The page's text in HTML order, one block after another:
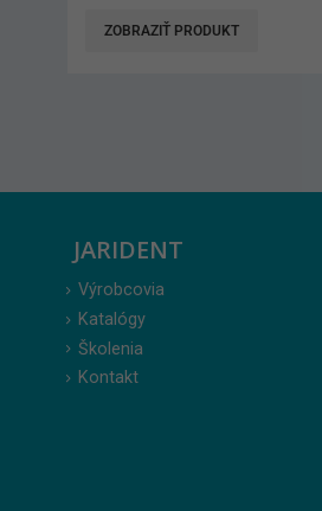
ZOBRAZIŤ PRODUKT
JARIDENT
Výrobcovia
Katalógy
Školenia
Kontakt